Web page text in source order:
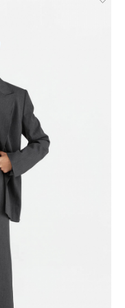
во всех городах, где
во всех
с примеркой
Петербурга, ЛО и МО,
Самара, Краснодар,
Иваново,
Дону, Новосибирск и
стандартной
8 летних вещей,
пуховик. Если вы
всё посчитают
за каждый заказ
вместе в один
с вами, чтобы
проверить
примерить вещи